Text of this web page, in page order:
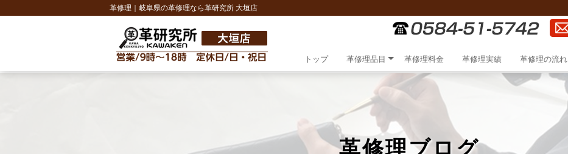
革修理｜岐阜県の革修理なら革研究所 大垣店
トップ 革修理品目 革修理料金 革修理実績 革修理の流れ
革修理ブログ